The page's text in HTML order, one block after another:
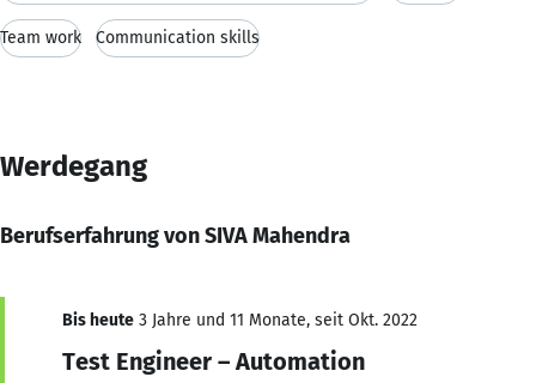
Team work Communication skills
Werdegang
Berufserfahrung von SIVA Mahendra
Bis heute 3 Jahre und 11 Monate, seit Okt. 2022
Test Engineer – Automation